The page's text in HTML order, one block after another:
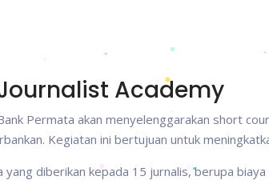
Academy
Permata akan menyelenggarakan short
Kegiatan ini bertujuan untuk
diberikan kepada 15 jurnalis, berupa